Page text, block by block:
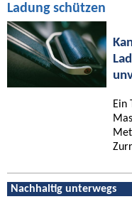
Ladung schützen
Ein
Nachhaltig unterwegs